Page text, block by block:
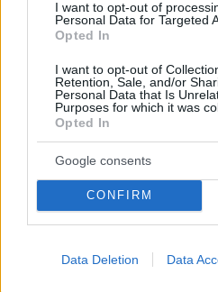
I want to opt-out of
Personal Data for Targeted
Opted In
I want to opt-out of
Retention, Sale, and/or
Personal Data that Is
Purposes for which it was
Opted In
Google consents
CONFIRM
Data Deletion Data